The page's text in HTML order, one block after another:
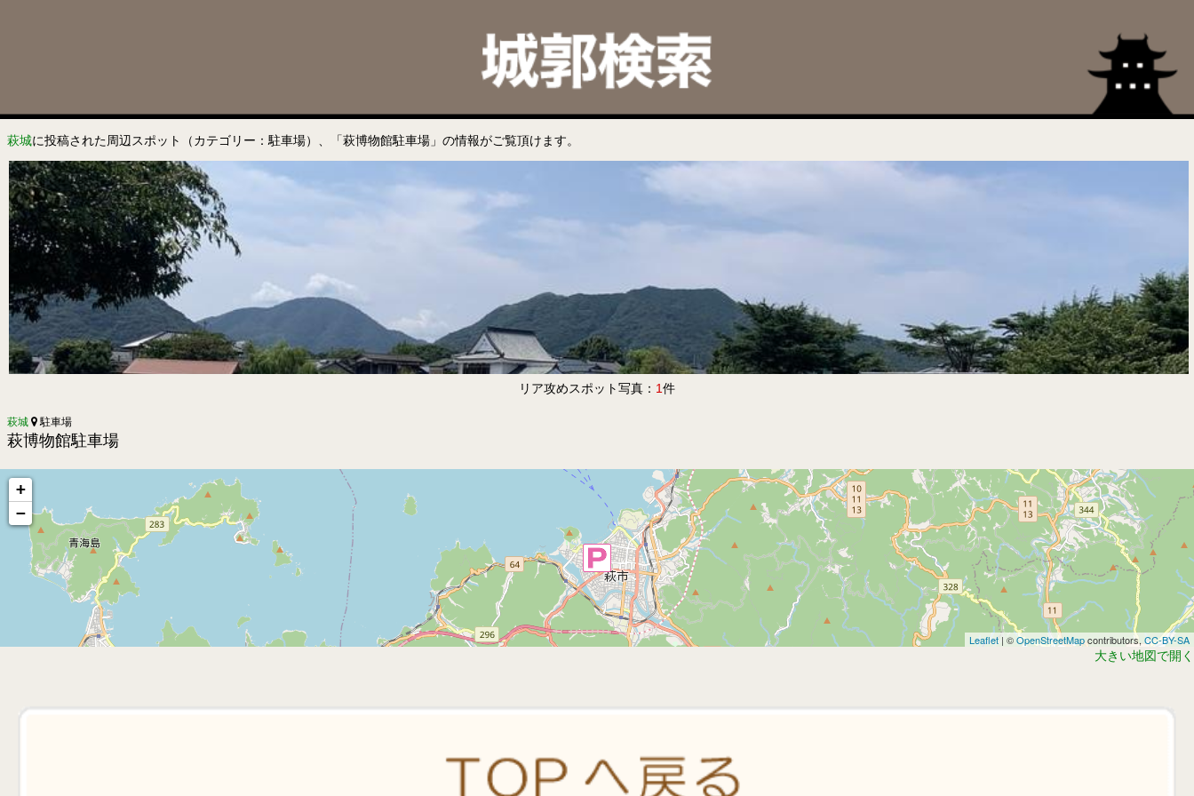
萩城に投稿された周辺スポット（カテゴリー：駐車場）、「萩博物館駐車場」の情報がご覧頂けます。
リア攻めスポット写真： 1件
萩城 駐車場
萩博物館駐車場
+
−
Leaflet | ©OpenStreetMapcontributors,CC-BY-SA
大きい地図で開く